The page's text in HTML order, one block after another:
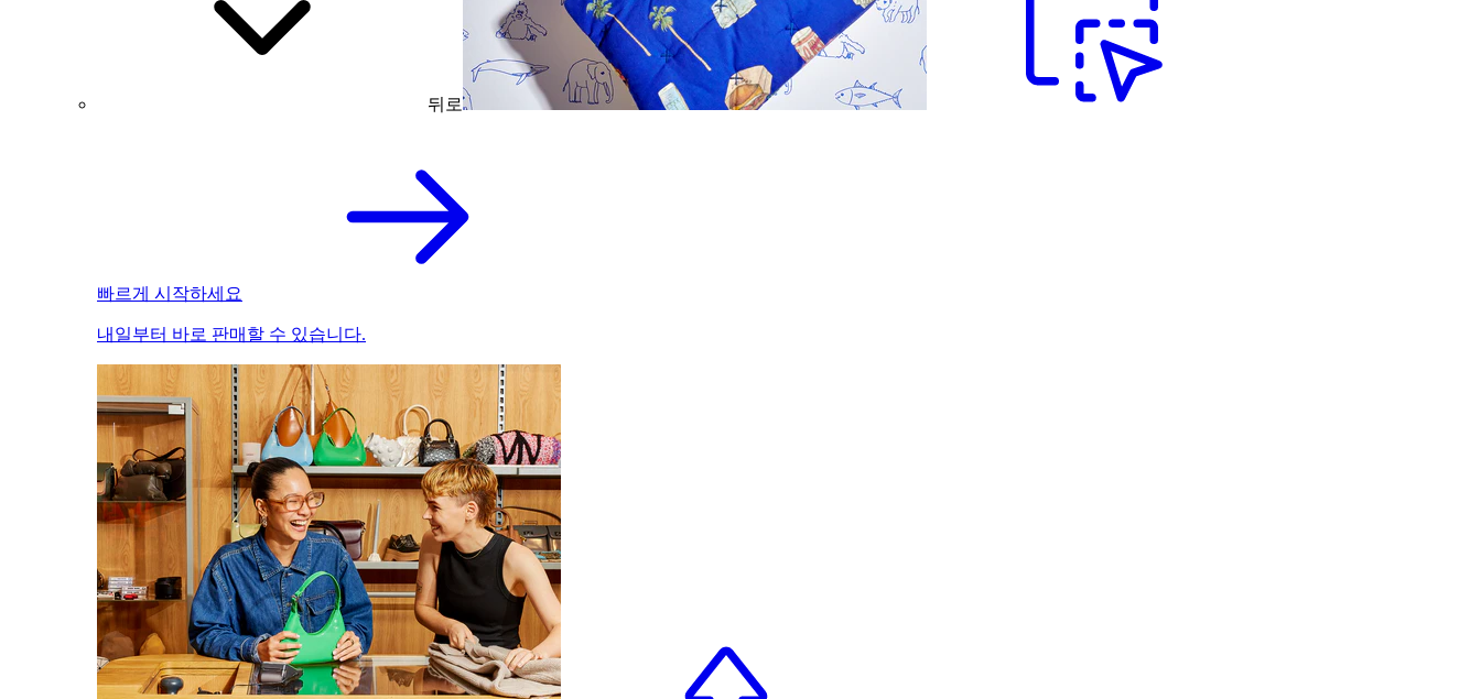
뒤로
빠르게 시작하세요
내일부터 바로 판매할 수 있습니다.